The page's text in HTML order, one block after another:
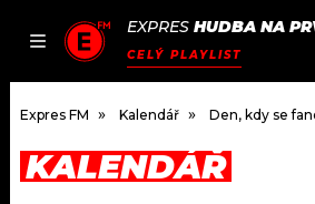
EXPRES HUDBA NA
CELÝ PLAYLIST
DOMŮ
Expres FM Kalendář Den, kdy se fanouškům hudby otevřel nepřeberný archiv: Před 15 lety
KALENDÁŘ